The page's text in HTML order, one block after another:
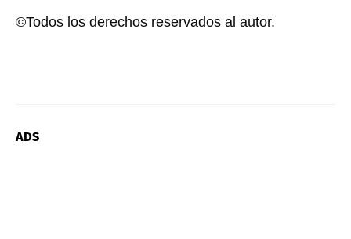
©Todos los derechos reservados al autor.
ADS